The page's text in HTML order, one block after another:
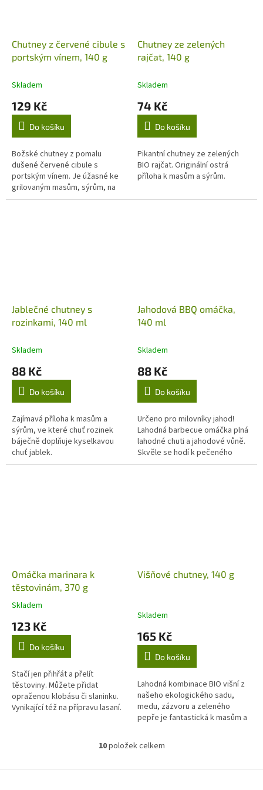
Chutney z červené cibule s
portským vínem, 140 g
Skladem
129 Kč
Do košíku
Božské chutney z pomalu
dušené červené cibule s
portským vínem. Je úžasné ke
grilovaným masům, sýrům, na
slané koláče, pizzu nebo jen tak
Chutney ze zelených
rajčat, 140 g
Skladem
74 Kč
Do košíku
Pikantní chutney ze zelených
BIO rajčat. Originální ostrá
příloha k masům a sýrům.
Jablečné chutney s
rozinkami, 140 ml
Skladem
88 Kč
Do košíku
Zajímavá příloha k masům a
sýrům, ve které chuť rozinek
báječně doplňuje kyselkavou
chuť jablek.
Jahodová BBQ omáčka,
140 ml
Skladem
88 Kč
Do košíku
Určeno pro milovníky jahod!
Lahodná barbecue omáčka plná
lahodné chuti a jahodové vůně.
Skvěle se hodí k pečeného
masu nebo grilovaným sýrům.
Omáčka marinara k
těstovinám, 370 g
Průměrné
produktu
5,0
5
hvězdiček.
Skladem
123 Kč
Do košíku
Stačí jen přihřát a přelít
těstoviny. Můžete přidat
opraženou klobásu či slaninku.
Vynikající též na přípravu lasaní.
Višňové chutney, 140 g
Skladem
165 Kč
Do košíku
Lahodná kombinace BIO višní z
našeho ekologického sadu,
medu, zázvoru a zeleného
pepře je fantastická k masům a
O
l
10položek celkem